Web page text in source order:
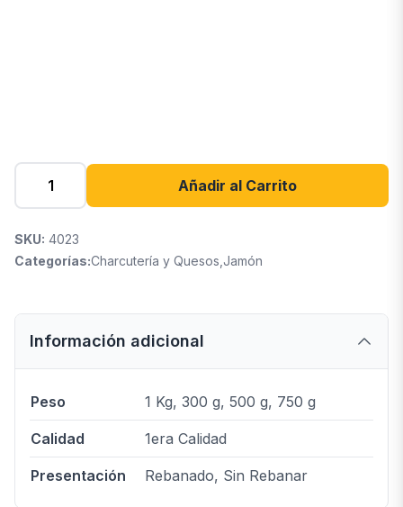
Añadir al Carrito
SKU: 4023
Categorías:Charcutería y Quesos Jamón
Información adicional
Peso 1 Kg, 300 g, 500 g, 750 g
Calidad 1era Calidad
Presentación Rebanado, Sin Rebanar